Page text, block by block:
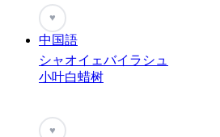
♥
中国語
シャオイェバイラシュ
小叶白蜡树
♥